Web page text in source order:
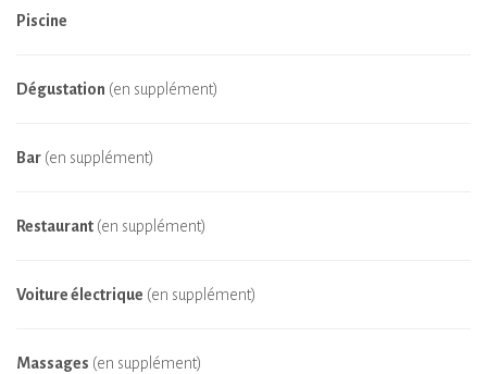
Piscine
Dégustation (en supplément)
Bar (en supplément)
Restaurant (en supplément)
Voiture électrique (en supplément)
Massages (en supplément)